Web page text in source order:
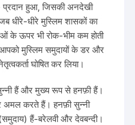
हुआ, जिसकी अनदेखी
धीरे-धीरे मुस्लिम शासकों का
के ऊपर भी रोक-भीम कम होती
मुस्लिम समुदायों के डर और
घोषित कर लिया।
हैं और मुख्य रूप से हनफ़ी हैं।
अमल करते हैं। हनफ़ी सुन्नी
हैं-बरेलवी और देवबन्दी।